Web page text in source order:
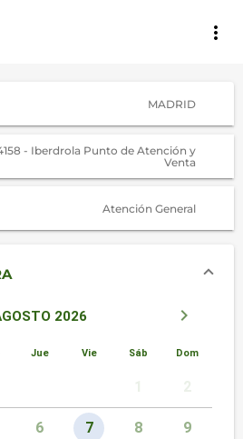
more_vert
MADRID
- Iberdrola Punto de Atención y
Venta
Atención General
2026 keyboard_arrow_right
Jue Vie Sáb Dom
6 7 8 9